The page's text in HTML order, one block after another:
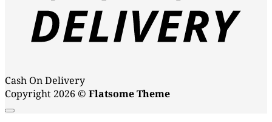
Cash On Delivery
Copyright 2026 © Flatsome Theme